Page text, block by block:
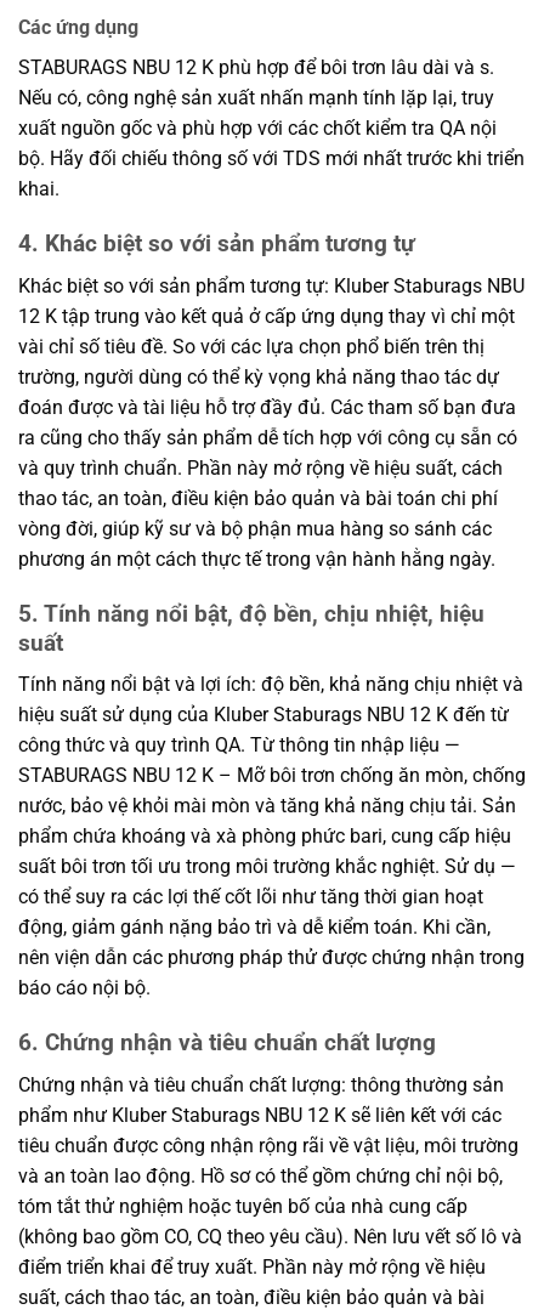
Các ứng dụng
STABURAGS NBU 12 K phù hợp để bôi trơn lâu dài và s.
Nếu có, công nghệ sản xuất nhấn mạnh tính lặp lại, truy
xuất nguồn gốc và phù hợp với các chốt kiểm tra QA nội
bộ. Hãy đối chiếu thông số với TDS mới nhất trước khi triển
khai.
4. Khác biệt so với sản phẩm tương tự
Khác biệt so với sản phẩm tương tự: Kluber Staburags NBU
12 K tập trung vào kết quả ở cấp ứng dụng thay vì chỉ một
vài chỉ số tiêu đề. So với các lựa chọn phổ biến trên thị
trường, người dùng có thể kỳ vọng khả năng thao tác dự
đoán được và tài liệu hỗ trợ đầy đủ. Các tham số bạn đưa
ra cũng cho thấy sản phẩm dễ tích hợp với công cụ sẵn có
và quy trình chuẩn. Phần này mở rộng về hiệu suất, cách
thao tác, an toàn, điều kiện bảo quản và bài toán chi phí
vòng đời, giúp kỹ sư và bộ phận mua hàng so sánh các
phương án một cách thực tế trong vận hành hằng ngày.
5. Tính năng nổi bật, độ bền, chịu nhiệt, hiệu
suất
Tính năng nổi bật và lợi ích: độ bền, khả năng chịu nhiệt và
hiệu suất sử dụng của Kluber Staburags NBU 12 K đến từ
công thức và quy trình QA. Từ thông tin nhập liệu —
STABURAGS NBU 12 K – Mỡ bôi trơn chống ăn mòn, chống
nước, bảo vệ khỏi mài mòn và tăng khả năng chịu tải. Sản
phẩm chứa khoáng và xà phòng phức bari, cung cấp hiệu
suất bôi trơn tối ưu trong môi trường khắc nghiệt. Sử dụ —
có thể suy ra các lợi thế cốt lõi như tăng thời gian hoạt
động, giảm gánh nặng bảo trì và dễ kiểm toán. Khi cần,
nên viện dẫn các phương pháp thử được chứng nhận trong
báo cáo nội bộ.
6. Chứng nhận và tiêu chuẩn chất lượng
Chứng nhận và tiêu chuẩn chất lượng: thông thường sản
phẩm như Kluber Staburags NBU 12 K sẽ liên kết với các
tiêu chuẩn được công nhận rộng rãi về vật liệu, môi trường
và an toàn lao động. Hồ sơ có thể gồm chứng chỉ nội bộ,
tóm tắt thử nghiệm hoặc tuyên bố của nhà cung cấp
(không bao gồm CO, CQ theo yêu cầu). Nên lưu vết số lô và
điểm triển khai để truy xuất. Phần này mở rộng về hiệu
suất, cách thao tác, an toàn, điều kiện bảo quản và bài